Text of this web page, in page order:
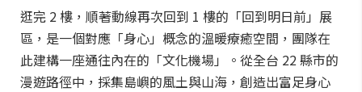
逛完 2 樓，順著動線再次回到 1 樓的「回到明日前」展
區，是一個對應「身心」概念的溫暖療癒空間，團隊在
此建構一座通往內在的「文化機場」。從全台 22 縣市的
漫遊路徑中，採集島嶼的風土與山海，創造出富足身心